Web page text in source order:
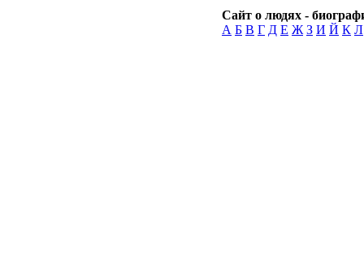
Сайт о людях -
А Б В Г Д Е Ж З И Й К Л